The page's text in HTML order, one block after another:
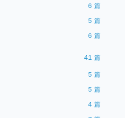
6 篇
5 篇
6 篇
41 篇
5 篇
5 篇
4 篇